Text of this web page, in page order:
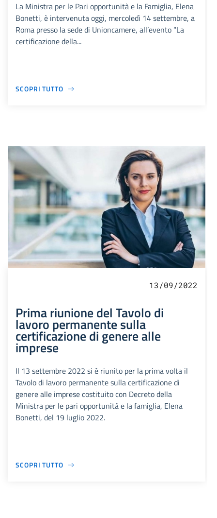
La Ministra per le Pari opportunità e la Famiglia, Elena
Bonetti, è intervenuta oggi, mercoledì 14 settembre, a
Roma presso la sede di Unioncamere, all’evento “La
certificazione della...
SCOPRI TUTTO
13/09/2022
Prima riunione del Tavolo di
lavoro permanente sulla
certificazione di genere alle
imprese
Il 13 settembre 2022 si è riunito per la prima volta il
Tavolo di lavoro permanente sulla certificazione di
genere alle imprese costituito con Decreto della
Ministra per le pari opportunità e la famiglia, Elena
Bonetti, del 19 luglio 2022.
SCOPRI TUTTO